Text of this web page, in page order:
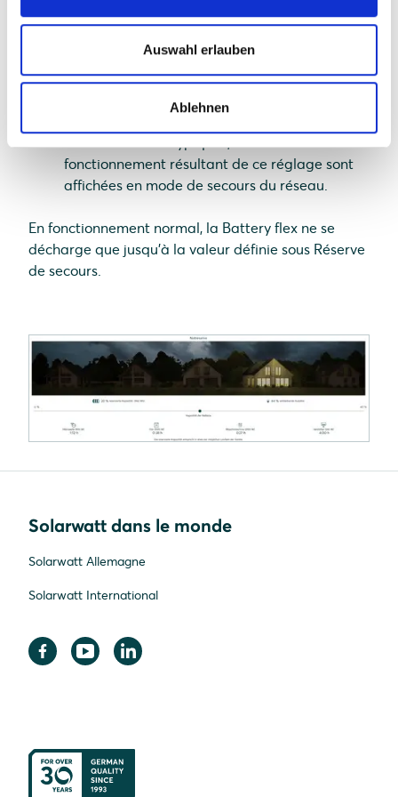
Auswahl erlauben
Ablehnen
Manager portal, cliquez surAppareilsdans le
Cliquez sur l'appareil Battery flex Battery [SN]
- stockage d'énergie
Sous Réserve de secours, réglez la réserve de
consommateurs typiques, les durées de
fonctionnement résultant de ce réglage sont
affichées en mode de secours du réseau.
En fonctionnement normal, la Battery flex ne se
décharge que jusqu'à la valeur définie sous Réserve
de secours.
Solarwatt dans le monde
Solarwatt Allemagne
Solarwatt International